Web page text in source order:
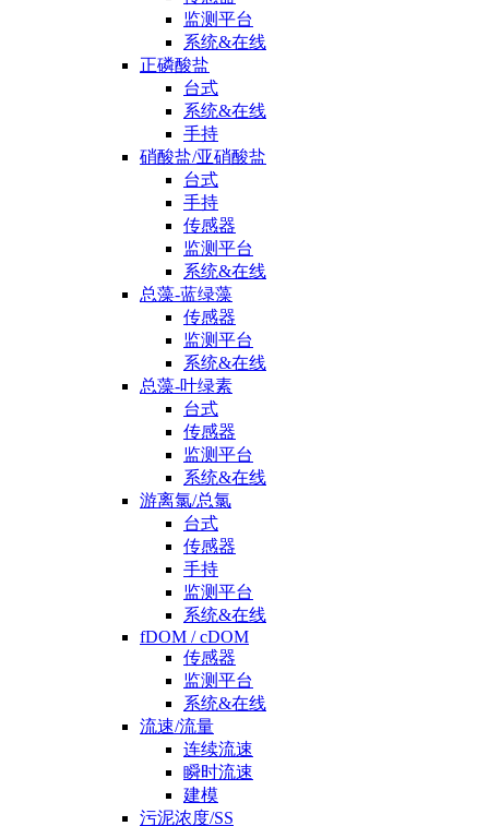
监测平台
系统&在线
正磷酸盐
台式
系统&在线
手持
硝酸盐/亚硝酸盐
台式
手持
传感器
监测平台
系统&在线
总藻-蓝绿藻
传感器
监测平台
系统&在线
总藻-叶绿素
台式
传感器
监测平台
系统&在线
游离氯/总氯
台式
传感器
手持
监测平台
系统&在线
fDOM / cDOM
传感器
监测平台
系统&在线
流速/流量
连续流速
瞬时流速
建模
污泥浓度/SS